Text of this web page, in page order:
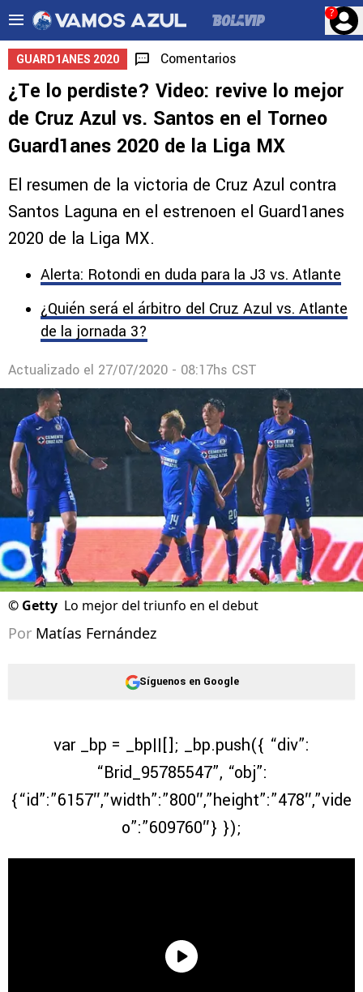
?
GUARD1ANES 2020 Comentarios
¿Te lo perdiste? Video: revive lo mejor
de Cruz Azul vs. Santos en el Torneo
Guard1anes 2020 de la Liga MX
El resumen de la victoria de Cruz Azul contra
Santos Laguna en el estrenoen el Guard1anes
2020 de la Liga MX.
Alerta: Rotondi en duda para la J3 vs. Atlante
¿Quién será el árbitro del Cruz Azul vs. Atlante
de la jornada 3?
Actualizado el 27/07/2020 - 08:17hs CST
© Getty Lo mejor del triunfo en el debut
Por Matías Fernández
Síguenos en Google
var _bp = _bp||[]; _bp.push({ “div”:
“Brid_95785547”, “obj”:
{“id”:”6157″,”width”:”800″,”height”:”478″,”vide
o”:”609760″} });